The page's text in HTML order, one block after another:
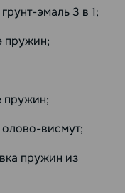
эмаль 3 в 1;
пружин;
пружин;
висмут;
пружин из